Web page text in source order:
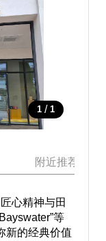
1 / 1
附近推荐景点
心精神与田
等
新的经典价值